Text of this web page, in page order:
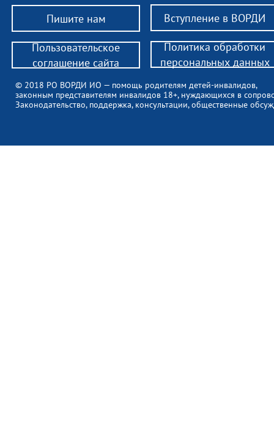
Пишите нам Вступление в ВОРДИ
© 2018 РО ВОРДИ ИО — помощь родителям детей-инвалидов,
законным представителям инвалидов 18+, нуждающихся в
Законодательство, поддержка, консультации, общественные
Пользовательское
соглашение сайта
Политика обработки
персональных данных